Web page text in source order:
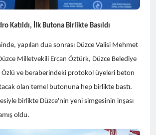
Katıldı, İlk Butona Birlikte Basıldı
yapılan dua sonrası Düzce Valisi Mehmet
Milletvekili Ercan Öztürk, Düzce Belediye
Özlü ve beraberindeki protokol üyeleri beton
olan temel butonuna hep birlikte bastı.
birlikte Düzce'nin yeni simgesinin inşası
oldu.